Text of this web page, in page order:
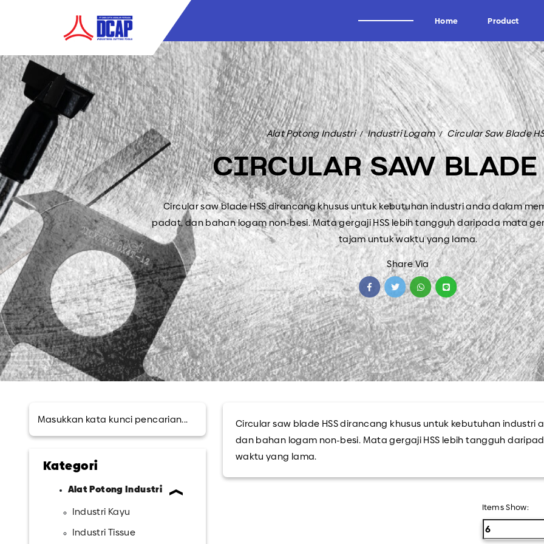
Home Product
Alat Potong Industri
Industri Kayu
Industri Tissue
Industri Kertas
Industri Logam
Industri Aluminium
Industri Tembakau
Industri Plastik
Industri Pipa HDPE & PVC
Brand
Wagen
Uddeholm
Oscar
Forrezienne
Zieger
Kadur
Midaci
Kadur TCT & HSS
Arden
Semua Produk
Alat Potong Industri Industri Logam Circular Saw Blade
CIRCULAR SAW BLADE
Circular saw blade HSS dirancang khusus untuk kebutuhan industri anda dalam
padat, dan bahan logam non-besi. Mata gergaji HSS lebih tangguh daripada mata
tajam untuk waktu yang lama.
Share Via
Kategori
Alat Potong Industri
Industri Kayu
Industri Tissue
Circular saw blade HSS dirancang khusus untuk kebutuhan
dan bahan logam non-besi. Mata gergaji HSS lebih tangguh
waktu yang lama.
Items Show: